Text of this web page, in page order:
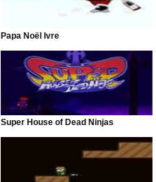
Papa Noël Ivre
Super House of Dead Ninjas